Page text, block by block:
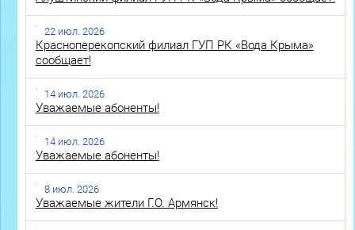
22 июл. 2026
Красноперекопский филиал ГУП РК «Вода Крыма»
сообщает!
14 июл. 2026
Уважаемые абоненты!
14 июл. 2026
Уважаемые абоненты!
8 июл. 2026
Уважаемые жители Г.О. Армянск!